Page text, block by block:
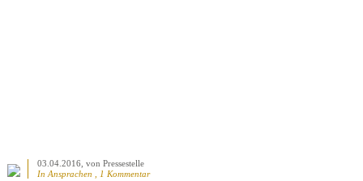
03.04.2016, von Pressestelle
InAnsprachen , 1 Kommentar